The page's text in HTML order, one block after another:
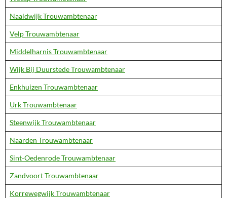
Naaldwijk Trouwambtenaar
Velp Trouwambtenaar
Middelharnis Trouwambtenaar
Wijk Bij Duurstede Trouwambtenaar
Enkhuizen Trouwambtenaar
Urk Trouwambtenaar
Steenwijk Trouwambtenaar
Naarden Trouwambtenaar
Sint-Oedenrode Trouwambtenaar
Zandvoort Trouwambtenaar
Korrewegwijk Trouwambtenaar